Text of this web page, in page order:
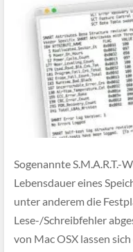
Sogenannte S.M.A.R.T.-
Lebensdauer eines
unter anderem die
Lese-/Schreibfehler
von Mac OSX lassen